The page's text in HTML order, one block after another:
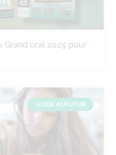
Grand oral 2025 pour
GUIDE AUFUTUR